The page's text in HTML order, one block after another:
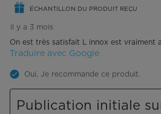
ÉCHANTILLON DU PRODUIT REÇU
il y a 3 mois
On est très satisfait L innox est vraiment
Traduire avec Google
Oui, Je recommande ce produit.
Publication initiale